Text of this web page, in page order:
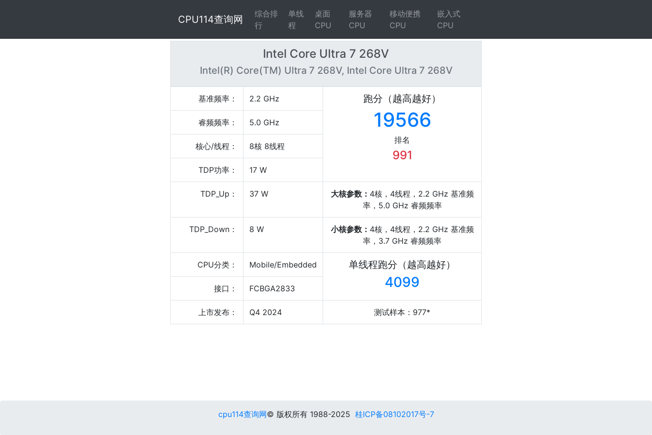
CPU114查询网
综合排
行
单线
程
桌面
CPU
服务器
CPU
移动便携
CPU
嵌入式
CPU
Intel Core Ultra 7 268V
Intel(R) Core(TM) Ultra 7 268V, Intel Core Ultra 7 268V
基准频率： 2.2 GHz 跑分（越高越好）
19566
排名
991
睿频频率： 5.0 GHz
核心/线程： 8核 8线程
TDP功率： 17 W
TDP_Up： 37 W 大核参数： 4核，4线程，2.2 GHz 基准频
率，5.0 GHz 睿频频率
TDP_Down： 8 W 小核参数： 4核，4线程，2.2 GHz 基准频
率，3.7 GHz 睿频频率
CPU分类： Mobile/Embedded 单线程跑分（越高越好）
4099
接口： FCBGA2833
上市发布： Q4 2024 测试样本：977*
cpu114查询网© 版权所有 1988-2025 桂ICP备08102017号-7